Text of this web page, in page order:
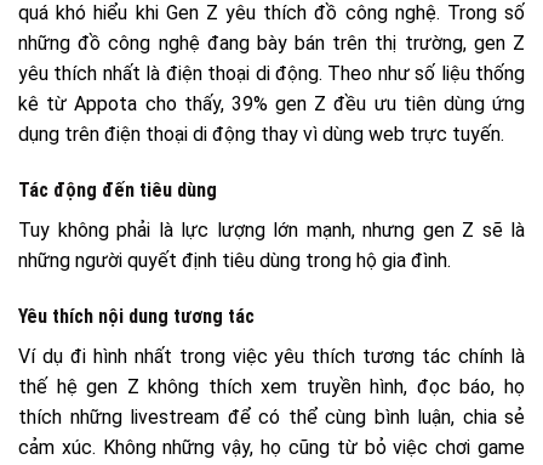
quá khó hiểu khi Gen Z yêu thích đồ công nghệ. Trong số
những đồ công nghệ đang bày bán trên thị trường, gen Z
yêu thích nhất là điện thoại di động. Theo như số liệu thống
kê từ Appota cho thấy, 39% gen Z đều ưu tiên dùng ứng
dụng trên điện thoại di động thay vì dùng web trực tuyến.
Tác động đến tiêu dùng
Tuy không phải là lực lượng lớn mạnh, nhưng gen Z sẽ là
những người quyết định tiêu dùng trong hộ gia đình.
Yêu thích nội dung tương tác
Ví dụ đi hình nhất trong việc yêu thích tương tác chính là
thế hệ gen Z không thích xem truyền hình, đọc báo, họ
thích những livestream để có thể cùng bình luận, chia sẻ
cảm xúc. Không những vậy, họ cũng từ bỏ việc chơi game